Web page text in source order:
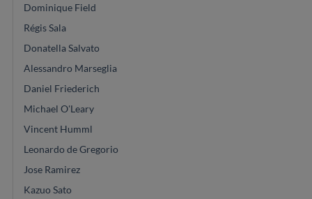
Dominique Field
Régis Sala
Donatella Salvato
Alessandro Marseglia
Daniel Friederich
Michael O'Leary
Vincent Humml
Leonardo de Gregorio
Jose Ramirez
Kazuo Sato